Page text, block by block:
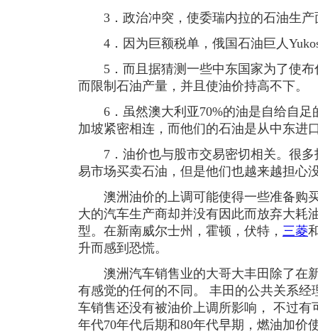
3．政治冲突，使委瑞内拉的石油生产
4．因为巨额税单，俄国石油巨人
5．而且据猜测一些中东国家为了使布
而限制石油产量，并且使油价持高不下。
6．虽然澳大利亚70%的油是自给自足
加坡紧密相连，而他们的石油是从中东进
7．油价也与股市交易密切相关。很多
易市场买卖石油，但是他们也越来越担心
澳洲油价的上调可能使得一些准备购
大的汽车生产商却并没有因此而放弃大耗
型。在新南威尔士州，霍顿，伏特， 三菱
升而感到恐慌。
澳洲汽车销售业的大哥大丰田除了在
有感觉的任何的不同。 丰田的公共关系经
车销售还没有被油价上调所影响， 不过有
年代70年代后期和80年代早期，燃油加价